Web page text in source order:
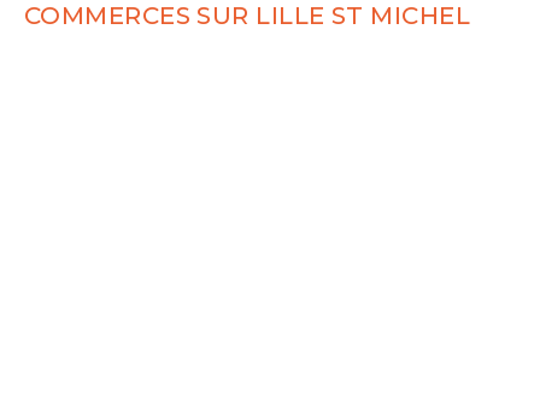
COMMERCES SUR LILLE ST MICHEL